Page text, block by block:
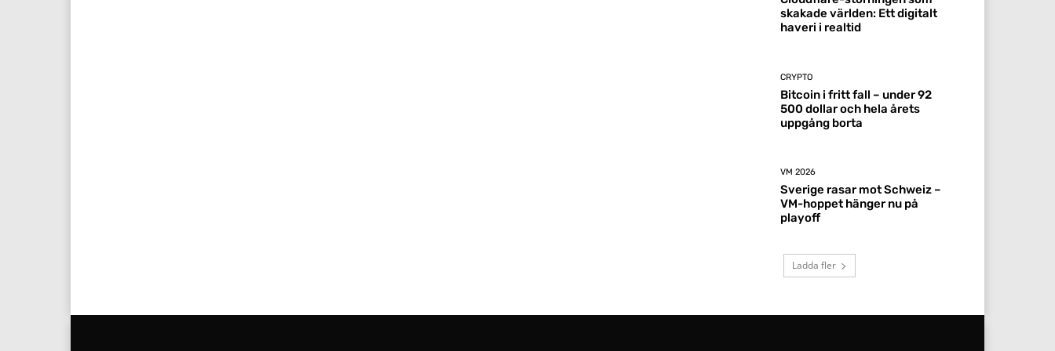
skakade världen: Ett digitalt
haveri i realtid
CRYPTO
Bitcoin i fritt fall – under 92
500 dollar och hela årets
uppgång borta
VM 2026
Sverige rasar mot Schweiz –
VM-hoppet hänger nu på
playoff
Ladda fler